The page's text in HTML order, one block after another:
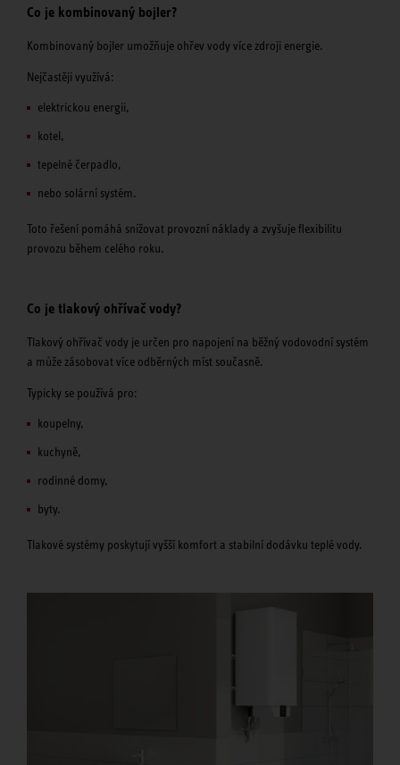
Co je kombinovaný bojler?
Kombinovaný bojler umožňuje ohřev vody více zdroji energie.
Nejčastěji využívá:
elektrickou energii,
kotel,
tepelné čerpadlo,
nebo solární systém.
Toto řešení pomáhá snižovat provozní náklady a zvyšuje flexibilitu
provozu během celého roku.
Co je tlakový ohřívač vody?
Tlakový ohřívač vody je určen pro napojení na běžný vodovodní systém
a může zásobovat více odběrných míst současně.
Typicky se používá pro:
koupelny,
kuchyně,
rodinné domy,
byty.
Tlakové systémy poskytují vyšší komfort a stabilní dodávku teplé vody.